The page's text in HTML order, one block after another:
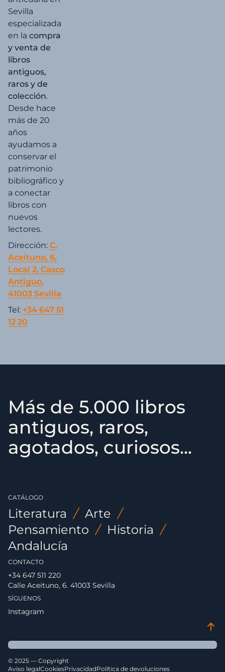
Sevilla
especializada
en la compra
y venta de
libros
antiguos,
raros y de
colección.
Desde hace
más de 20
años
ayudamos a
conservar el
patrimonio
bibliográfico y
a conectar
libros con
nuevos
lectores.
Dirección: C.
Aceituno, 6,
Local 2, Casco
Antiguo,
41003 Sevilla
Tel: +34 647 51
12 20
Más de 5.000 libros
antiguos, raros,
agotados, curiosos...
CATÁLOGO
Literatura / Arte /
Pensamiento / Historia /
Andalucía
CONTACTO
+34 647 511 220
Calle Aceituno, 6. 41003 Sevilla
SÍGUENOS
Instagram
© 2025 — Copyright
Aviso legalCookiesPrivacidadPolítica de devoluciones